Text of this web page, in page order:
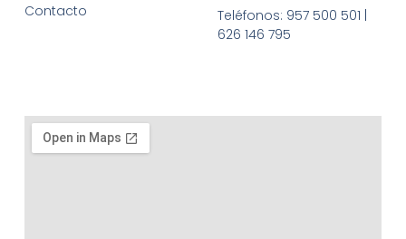
Contacto
Teléfonos: 957 500 501 |
626 146 795